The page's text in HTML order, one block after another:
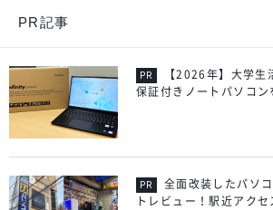
PR記事
【2026年】大学
保証付きノートパソコン
全面改装したパソ
トレビュー！駅近アク